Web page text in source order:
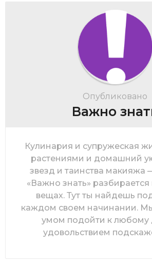
Опубликовано
Важно
Кулинария и супружеская
растениями и домашний
звезд и таинства макияжа
«Важно знать» разбирается
вещах. Тут ты найдешь
каждом своем начинании.
умом подойти к любому
удовольствием